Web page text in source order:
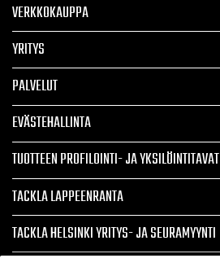
VERKKOKAUPPA
YRITYS
PALVELUT
EVÄSTEHALLINTA
TUOTTEEN PROFILOINTI- JA YKSILÖINTITAVAT
TACKLA LAPPEENRANTA
TACKLA HELSINKI YRITYS- JA SEURAMYYNTI